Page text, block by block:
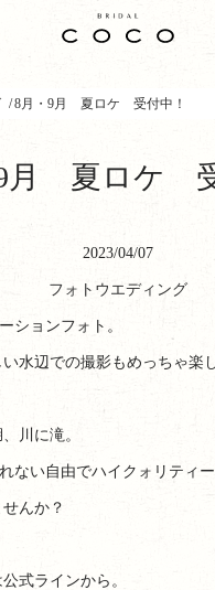
8月・9月 夏ロケ 受付中！
月 夏ロケ 受
2023/04/07
フォトウエディング
ションフォト。
水辺での撮影もめっちゃ楽
川に滝。
ない自由でハイクォリティ
んか？
式ラインから。